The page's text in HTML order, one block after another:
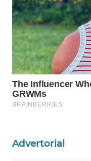
Advertorial
MAWAKA
ID
MARTABAT
NET
PLN
WATCH